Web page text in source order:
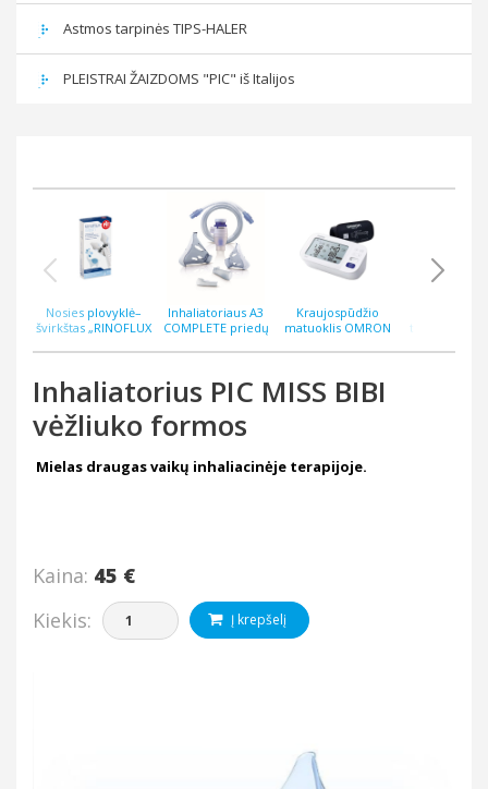
Astmos tarpinės TIPS-HALER
PLEISTRAI ŽAIZDOMS "PIC" iš Italijos
Nosies plovyklė–
švirkštas „RINOFLUX
antgalis
Inhaliatoriaus A3
COMPLETE priedų
Kraujospūdžio
matuoklis OMRON
termometras
Inhaliatorius PIC MISS BIBI
vėžliuko formos
Mielas draugas vaikų inhaliacinėje terapijoje.
Kaina: 45 €
Kiekis:
Į krepšelį